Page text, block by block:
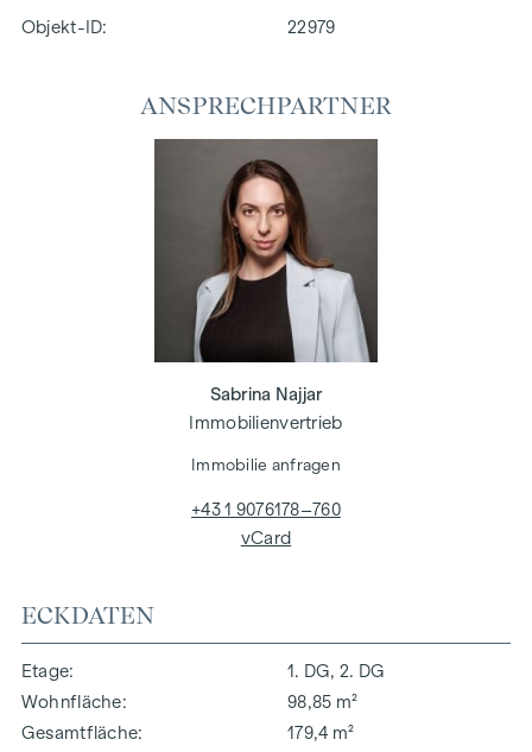
Objekt-ID: 22979
ECKDATEN
Etage
1. DG, 2. DG
Wohnfläche
98,85 m²
Gesamtfläche
179,4 m²
ANSPRECHPARTNER
Sabrina Najjar
Immobilienvertrieb
Immobilie anfragen
+43 1 9076178–760
vCard